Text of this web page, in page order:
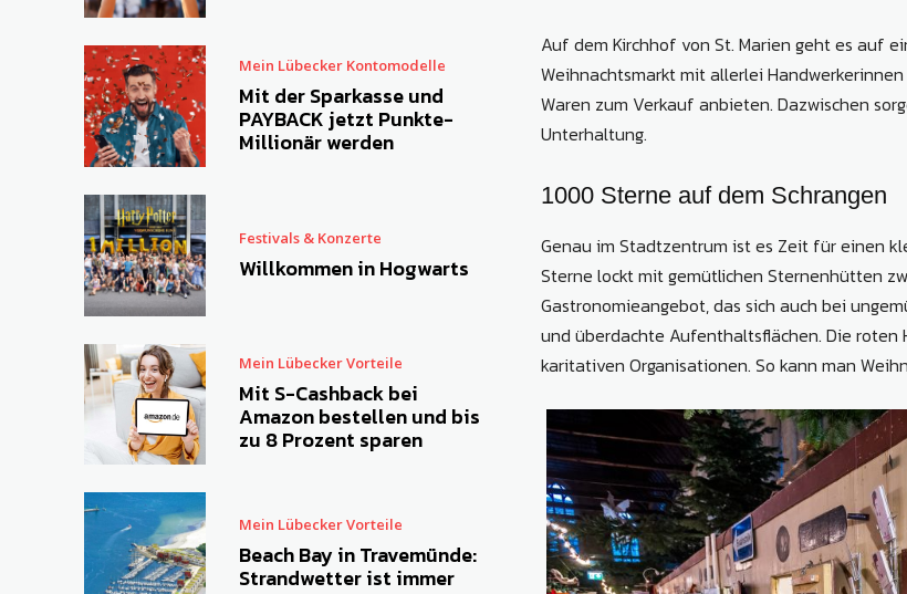
Mein Lübecker Kontomodelle
Mit der Sparkasse und
PAYBACK jetzt Punkte-
Millionär werden
Festivals & Konzerte
Willkommen in Hogwarts
Mein Lübecker Vorteile
Mit S-Cashback bei
Amazon bestellen und bis
zu 8 Prozent sparen
Mein Lübecker Vorteile
Beach Bay in Travemünde:
Strandwetter ist immer
Auf dem Kirchhof von St. Marien geht es auf
Weihnachtsmarkt mit allerlei
Waren zum Verkauf anbieten. Dazwischen
Unterhaltung.
1000 Sterne auf dem Schrangen
Genau im Stadtzentrum ist es Zeit für einen
Sterne lockt mit gemütlichen Sternenhütten
Gastronomieangebot, das sich auch bei
und überdachte Aufenthaltsflächen. Die
karitativen Organisationen. So kann man